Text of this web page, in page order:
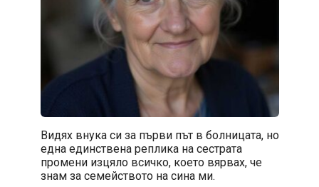
Видях внука си за първи път в болницата, но
една единствена реплика на сестрата
промени изцяло всичко, което вярвах, че
знам за семейството на сина ми.